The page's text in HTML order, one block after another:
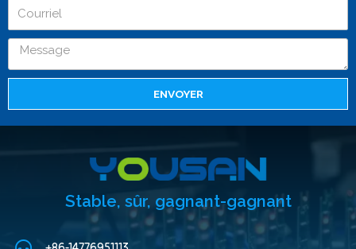
ENVOYER
Stable, sûr, gagnant-gagnant